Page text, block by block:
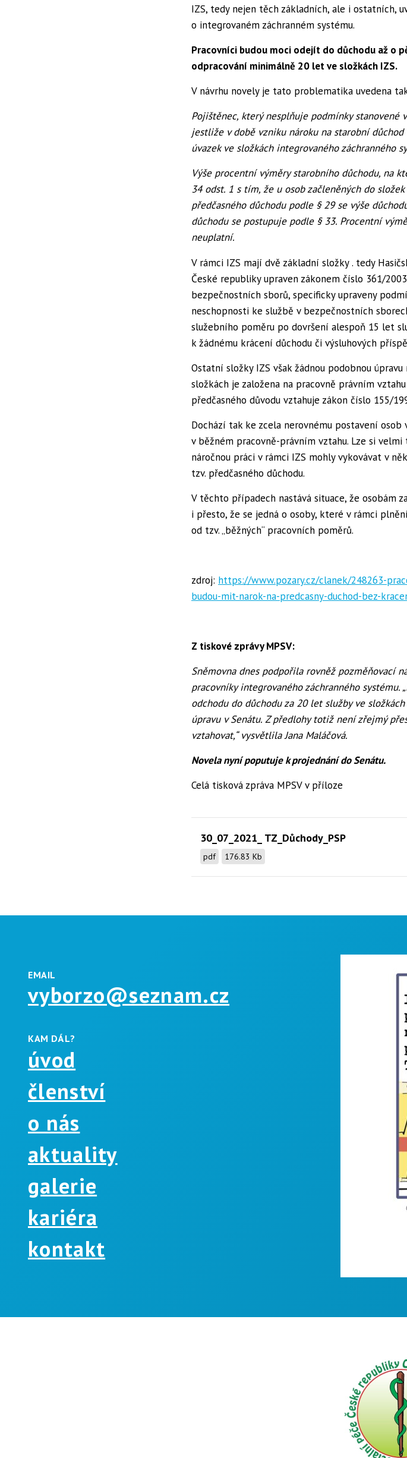
IZS, tedy nejen těch základních, ale i ostatních,
o integrovaném záchranném systému.
Pracovníci budou moci odejít do důchodu až o
odpracování minimálně 20 let ve složkách IZS.
V návrhu novely je tato problematika uvedena
Pojištěnec, který nesplňuje podmínky stanovené
jestliže v době vzniku nároku na starobní
úvazek ve složkách integrovaného záchranného
Výše procentní výměry starobního důchodu, na
34 odst. 1 s tím, že u osob začleněných do
předčasného důchodu podle § 29 se výše
důchodu se postupuje podle § 33. Procentní
neuplatní.
V rámci IZS mají dvě základní složky . tedy
České republiky upraven zákonem číslo 361/
bezpečnostních sborů, specificky upraveny
neschopnosti ke službě v bezpečnostních
služebního poměru po dovršení alespoň 15 let
k žádnému krácení důchodu či výsluhových
Ostatní složky IZS však žádnou podobnou
složkách je založena na pracovně právním
předčasného důvodu vztahuje zákon číslo 155/
Dochází tak ke zcela nerovnému postavení
v běžném pracovně-právním vztahu. Lze si
náročnou práci v rámci IZS mohly vykovávat v
tzv. předčasného důchodu.
V těchto případech nastává situace, že osobám
i přesto, že se jedná o osoby, které v rámci
od tzv. „běžných“ pracovních poměrů.
zdroj: https://www.pozary.cz/clanek/248263-
budou-mit-narok-na-predcasny-duchod-bez-
Z tiskové zprávy MPSV:
Sněmovna dnes podpořila rovněž pozměňovací
pracovníky integrovaného záchranného systému.
odchodu do důchodu za 20 let služby ve
úpravu v Senátu. Z předlohy totiž není zřejmý
vztahovat,“ vysvětlila Jana Maláčová.
Novela nyní poputuje k projednání do Senátu.
Celá tisková zpráva MPSV v příloze
30_07_2021_ TZ_Důchody_PSP
pdf 176.83 Kb
EMAIL
vyborzo@seznam.cz
KAM DÁL?
úvod
členství
o nás
aktuality
galerie
kariéra
kontakt